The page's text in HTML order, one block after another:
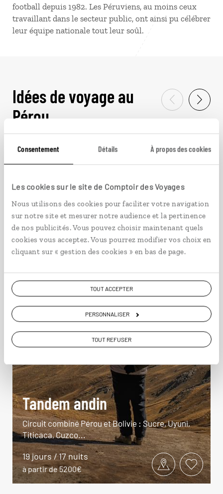
Consentement Détails À propos des cookies
Les cookies sur le site de Comptoir des Voyages
Nous utilisons des cookies pour faciliter votre navigation
sur notre site et mesurer notre audience et la pertinence
de nos publicités. Vous pouvez choisir maintenant quels
cookies vous acceptez. Vous pourrez modifier vos choix en
cliquant sur « gestion des cookies » en bas de page.
TOUT ACCEPTER
PERSONNALISER
TOUT REFUSER
football depuis 1982. Les Péruviens, au moins ceux
travaillant dans le secteur public, ont ainsi pu célébrer
leur équipe nationale tout leur soûl.
Idées de voyage au
Pérou
Bolivie
Tandem andin
Circuit combiné Pérou et Bolivie : Sucre, Uyuni,
Titicaca, Cuzco...
19 jours / 17 nuits
à partir de 5200€